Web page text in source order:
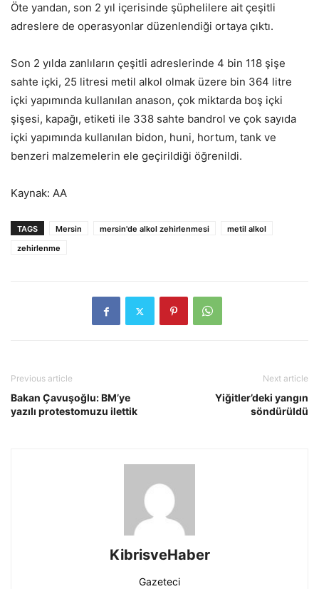
Öte yandan, son 2 yıl içerisinde şüphelilere ait çeşitli
adreslere de operasyonlar düzenlendiği ortaya çıktı.
Son 2 yılda zanlıların çeşitli adreslerinde 4 bin 118 şişe
sahte içki, 25 litresi metil alkol olmak üzere bin 364 litre
içki yapımında kullanılan anason, çok miktarda boş içki
şişesi, kapağı, etiketi ile 338 sahte bandrol ve çok sayıda
içki yapımında kullanılan bidon, huni, hortum, tank ve
benzeri malzemelerin ele geçirildiği öğrenildi.
Kaynak: AA
TAGS Mersin mersin'de alkol zehirlenmesi
metil alkol
zehirlenme
Previous article
Bakan Çavuşoğlu: BM’ye
yazılı protestomuzu ilettik
Next article
Yiğitler’deki yangın
söndürüldü
KibrisveHaber
Gazeteci